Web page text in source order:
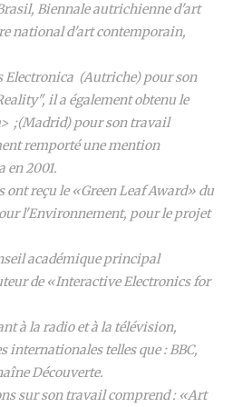
, Biennale autrichienne d'art
national d'art contemporain,
Electronica (Autriche) pour son
il a également obtenu le
;(Madrid) pour son travail
remporté une mention
en 2001.
ont reçu le «Green Leaf Award» du
l'Environnement, pour le projet
académique principal
de «Interactive Electronics for
à la radio et à la télévision,
internationales telles que : BBC,
Découverte.
sur son travail comprend : «Art